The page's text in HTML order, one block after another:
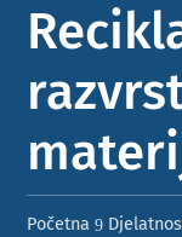
Početna 9